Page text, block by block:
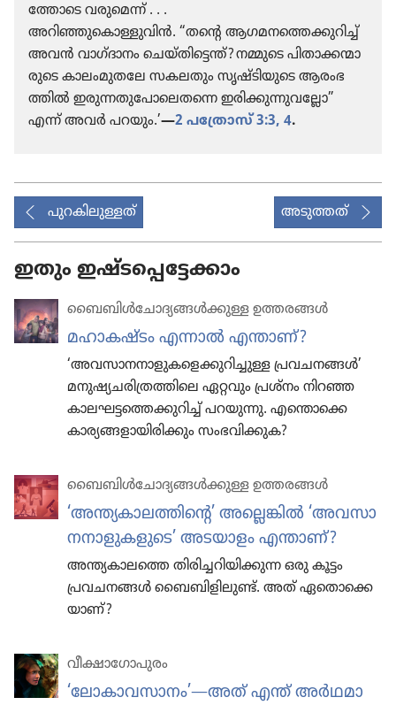
ത്തോ​ടെ വരു​മെന്ന്‌ . . .
അറിഞ്ഞു​കൊ​ള്ളു​വിൻ. “തന്റെ ആഗമന​ത്തെ​ക്കു​റിച്ച്‌
അവൻ വാഗ്‌ദാ​നം ചെയ്‌തി​ട്ടെന്ത്‌? നമ്മുടെ പിതാ​ക്ക​ന്മാ​
രു​ടെ കാലം​മു​തലേ സകലതും സൃഷ്ടി​യു​ടെ ആരംഭ​
ത്തിൽ ഇരുന്ന​തു​പോ​ലെ​തന്നെ ഇരിക്കു​ന്നു​വ​ല്ലോ”
എന്ന്‌ അവർ പറയും.’—2 പത്രോസ്‌ 3:3, 4.
പുറകിലുള്ളത് അടുത്തത്
ഇതും ഇഷ്ടപ്പെട്ടേക്കാം
ബൈബിൾചോ​ദ്യ​ങ്ങൾക്കുള്ള ഉത്തരങ്ങൾ
മഹാകഷ്ടം എന്നാൽ എന്താണ്‌?
‘അവസാനനാളുകളെക്കുറിച്ചുള്ള പ്രവചനങ്ങൾ’
മനുഷ്യചരിത്രത്തിലെ ഏറ്റവും പ്രശ്‌നം നിറഞ്ഞ
കാലഘട്ടത്തെക്കുറിച്ച്‌ പറയുന്നു. എന്തൊക്കെ
കാര്യങ്ങളായിരിക്കും സംഭവിക്കുക?
ബൈബിൾചോ​ദ്യ​ങ്ങൾക്കുള്ള ഉത്തരങ്ങൾ
‘അന്ത്യകാ​ല​ത്തി​ന്റെ’ അല്ലെങ്കിൽ ‘അവസാ​
ന​നാ​ളു​ക​ളു​ടെ’ അടയാളം എന്താണ്‌?
അന്ത്യകാ​ലത്തെ തിരി​ച്ച​റി​യി​ക്കുന്ന ഒരു കൂട്ടം
പ്രവച​നങ്ങൾ ബൈബി​ളി​ലുണ്ട്‌. അത്‌ ഏതൊ​ക്കെ​
യാണ്‌?
വീക്ഷാഗോപുരം
‘ലോകാവസാനം’—അത്‌ എന്ത് അർഥമാ